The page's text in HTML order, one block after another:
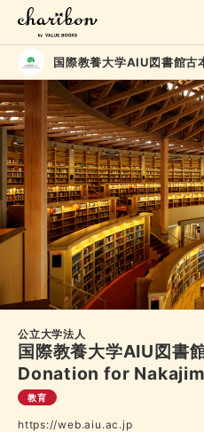
国際教養大学AIU図書館
公立大学法人
国際教養大学AIU図書
Donation for
教育
https://web.aiu.ac.jp